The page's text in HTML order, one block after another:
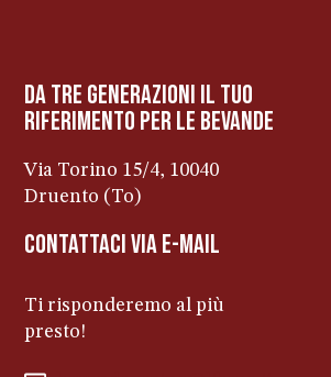
da tre generazioni il tuo
riferimento per le bevanDe
Via Torino 15/4, 10040
Druento (To)
contattaci via e-mail
Ti risponderemo al più
presto!